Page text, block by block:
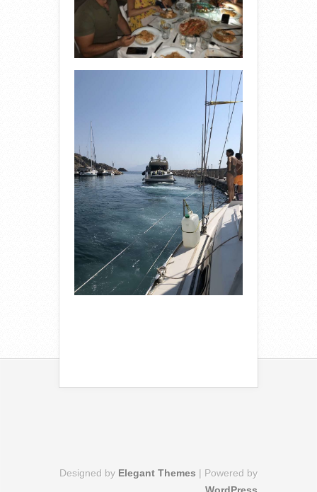
Designed by Elegant Themes | Powered by
WordPress